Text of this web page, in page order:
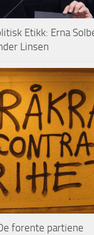
Etikk: Erna
Linsen
forente partiene